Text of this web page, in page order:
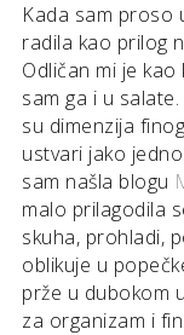
Kada sam proso
radila kao prilog
Odličan mi je
sam ga i u
su dimenzija
ustvari jako
sam našla blogu
malo prilagodila
skuha, prohladi,
oblikuje u
prže u dubokom
za organizam i